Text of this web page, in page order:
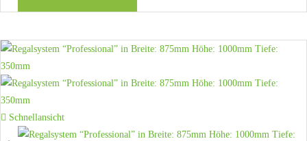
Schnellansicht